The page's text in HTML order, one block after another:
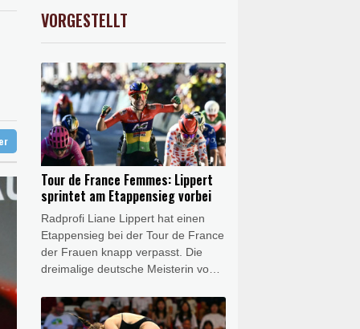
Attacke
für Lkw
1.36%
-0.28%
VORGESTELLT
Tour de France Femmes: Lippert
sprintet am Etappensieg vorbei
Radprofi Liane Lippert hat einen
Etappensieg bei der Tour de France
der Frauen knapp verpasst. Die
dreimalige deutsche Meisterin vom
der 153,4 km langen sechsten
Etappe in Tournon-sur-Rhone als